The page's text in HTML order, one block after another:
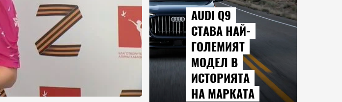
AUDI Q9
СТАВА НАЙ-
ГОЛЕМИЯТ
МОДЕЛ В
ИСТОРИЯТА
НА МАРКАТА